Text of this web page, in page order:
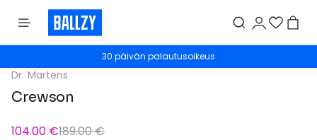
30 päivän palautusoikeus
Dr. Martens
Crewson
104.00 €189.00 €